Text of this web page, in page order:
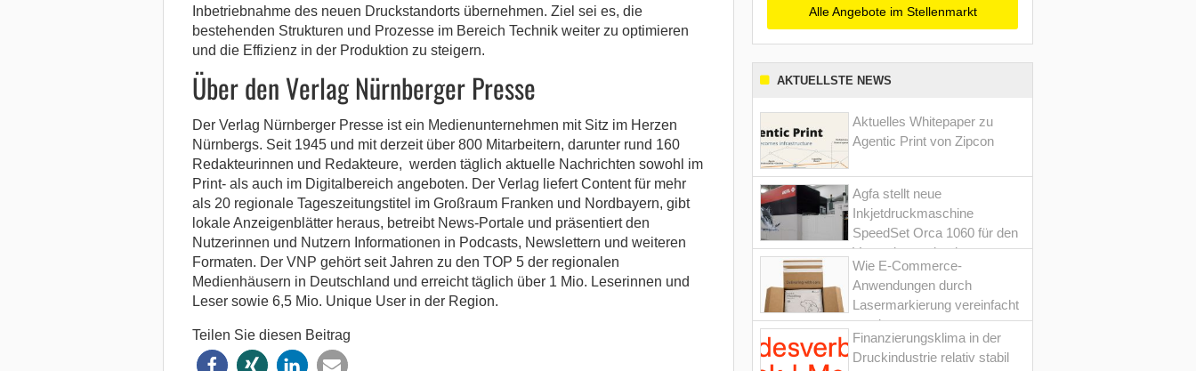
Inbetriebnahme des neuen Druckstandorts übernehmen. Ziel sei es, die
bestehenden Strukturen und Prozesse im Bereich Technik weiter zu optimieren
und die Effizienz in der Produktion zu steigern.
Über den Verlag Nürnberger Presse
Der Verlag Nürnberger Presse ist ein Medienunternehmen mit Sitz im Herzen
Nürnbergs. Seit 1945 und mit derzeit über 800 Mitarbeitern, darunter rund 160
Redakteurinnen und Redakteure, werden täglich aktuelle Nachrichten sowohl im
Print- als auch im Digitalbereich angeboten. Der Verlag liefert Content für mehr
als 20 regionale Tageszeitungstitel im Großraum Franken und Nordbayern, gibt
lokale Anzeigenblätter heraus, betreibt News-Portale und präsentiert den
Nutzerinnen und Nutzern Informationen in Podcasts, Newslettern und weiteren
Formaten. Der VNP gehört seit Jahren zu den TOP 5 der regionalen
Medienhäusern in Deutschland und erreicht täglich über 1 Mio. Leserinnen und
Leser sowie 6,5 Mio. Unique User in der Region.
Teilen Sie diesen Beitrag
Alle Angebote im Stellenmarkt
AKTUELLSTE NEWS
Aktuelles Whitepaper zu
Agentic Print von Zipcon
Agfa stellt neue
Inkjetdruckmaschine
SpeedSet Orca 1060 für den
Verpackungsdruck vor
Wie E-Commerce-
Anwendungen durch
Lasermarkierung vereinfacht
werden
Finanzierungsklima in der
Druckindustrie relativ stabil